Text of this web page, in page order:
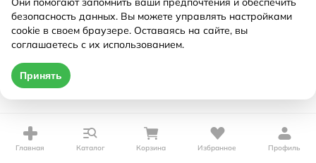
Главная Каталог Корзина Избранное Профиль
безопасность данных. Вы можете управлять настройками
cookie в своем браузере. Оставаясь на сайте, вы
соглашаетесь с их использованием.
Принять